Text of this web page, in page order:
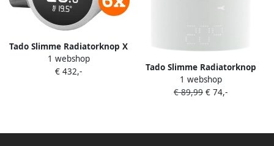
Tado Slimme Radiatorknop X
6-Pack (uitbreiding)
1 webshop
€ 432,-
Tado Slimme Radiatorknop
uitbreiding
1 webshop
€ 89,99 € 74,-